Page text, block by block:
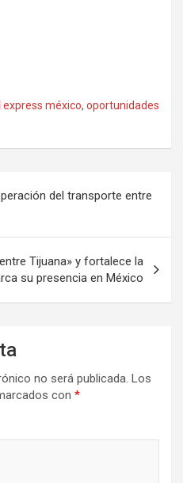
express méxico, oportunidades
del transporte entre
Tijuana» y fortalece la
su presencia en México
no será publicada. Los
con *